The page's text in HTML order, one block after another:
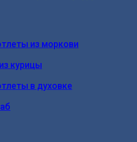
из моркови
курицы
в духовке